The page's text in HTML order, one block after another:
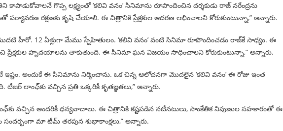
గొప్ప లక్ష్యంతో ‘కలివి వనం’ సినిమాను రూపొందించిన దర్శకుడు రాజ్ నరేంద్రను
పర్యావరణ రక్షణకు కృషి చేయాలి. ఈ చిత్రానికి ప్రేక్షకుల ఆదరణ లభించాలని కోరుకుంటున్నా,” అన్నారు.
హీరో. 12 ఏళ్లుగా మేము స్నేహితులం. ‘కలివి వనం’ వంటి సినిమా రూపొందించడం రాజ్‌కే సాధ్యం. ఈ
ప్రేక్షకుల హృదయాలను తాకుతుంది. ఈ సినిమా ఘన విజయం సాధించాలని కోరుకుంటున్నా,” అన్నారు.
ఇష్టం. అందుకే ఈ సినిమాను నిర్మించాను. ఒక చిన్న ఆలోచనగా మొదలైన ‘కలివి వనం’ ఈ రోజు ఇంత
టీజర్ లాంఛ్‌కు వచ్చిన ప్రతి ఒక్కరికీ కృతజ్ఞతలు,” అన్నారు.
వచ్చిన అందరికీ ధన్యవాదాలు. ఈ చిత్రానికి కష్టపడిన నటీనటులు, సాంకేతిక నిపుణుల సహకారంతో ఈ
మా టీమ్ తరపున శుభాకాంక్షలు,” అన్నారు.